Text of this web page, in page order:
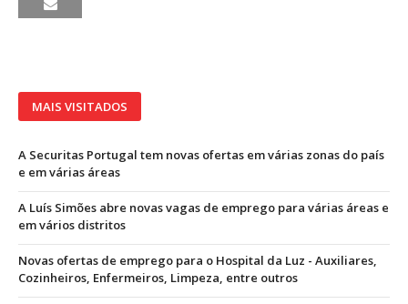
MAIS VISITADOS
A Securitas Portugal tem novas ofertas em várias zonas do país
e em várias áreas
A Luís Simões abre novas vagas de emprego para várias áreas e
em vários distritos
Novas ofertas de emprego para o Hospital da Luz - Auxiliares,
Cozinheiros, Enfermeiros, Limpeza, entre outros